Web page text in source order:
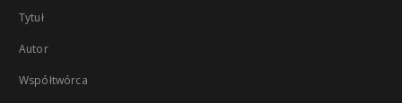
Tytuł
Autor
Współtwórca